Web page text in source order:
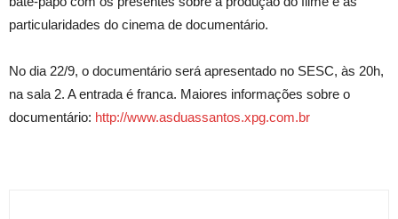
particularidades do cinema de documentário.
No dia 22/9, o documentário será apresentado no SESC, às 20h,
na sala 2. A entrada é franca. Maiores informações sobre o
documentário: http://www.asduassantos.xpg.com.br